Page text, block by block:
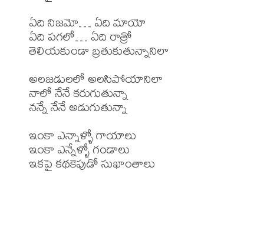
ఏది నిజమో… ఏది మాయో
ఏది పగలో… ఏది రాత్రో
తెలియకుండా బ్రతుకుతున్నానిలా
అలజడులలో అలసిపోయానిలా
నాలో నేనే కరుగుతున్నా
నన్నే నేనే అడుగుతున్నా
ఇంకా ఎన్నాళ్ళో గాయాలు
ఇంకా ఎన్నేళ్ళో గండాలు
ఇకపై కథకెపుడో సుఖాంతాలు